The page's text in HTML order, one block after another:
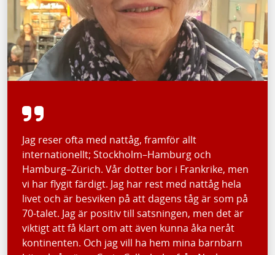
Jag reser ofta med nattåg, framför allt
internationellt; Stockholm–Hamburg och
Hamburg–Zürich. Vår dotter bor i Frankrike, men
vi har flygit färdigt. Jag har rest med nattåg hela
livet och är besviken på att dagens tåg är som på
70-talet. Jag är positiv till satsningen, men det är
viktigt att få klart om att även kunna åka neråt
kontinenten. Och jag vill ha hem mina barnbarn